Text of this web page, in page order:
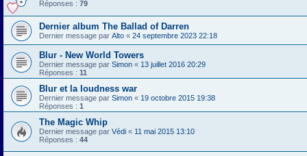
Réponses : 79
Dernier album The Ballad of Darren
Dernier message par Alto « 24 septembre 2023 22:18
Blur - New World Towers
Dernier message par Simon « 13 juillet 2016 20:29
Réponses : 11
Blur et la loudness war
Dernier message par Simon « 19 octobre 2015 19:38
Réponses : 1
The Magic Whip
Dernier message par Védi « 11 mai 2015 13:10
Réponses : 44